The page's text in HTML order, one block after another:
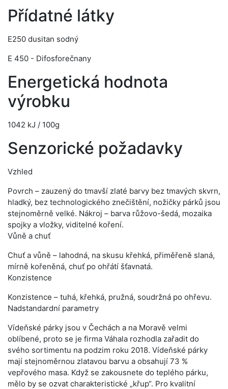
Přídatné látky
E250 dusitan sodný
E 450 - Difosforečnany
Energetická hodnota
výrobku
1042 kJ / 100g
Senzorické požadavky
Vzhled
Povrch – zauzený do tmavší zlaté barvy bez tmavých skvrn,
hladký, bez technologického znečištění, nožičky párků jsou
stejnoměrně velké. Nákroj – barva růžovo-šedá, mozaika
spojky a vložky, viditelné koření.
Vůně a chuť
Chuť a vůně – lahodná, na skusu křehká, přiměřeně slaná,
mírně kořeněná, chuť po ohřátí šťavnatá.
Konzistence
Konzistence – tuhá, křehká, pružná, soudržná po ohřevu.
Nadstandardní parametry
Vídeňské párky jsou v Čechách a na Moravě velmi
oblíbené, proto se je firma Váhala rozhodla zařadit do
svého sortimentu na podzim roku 2018. Vídeňské párky
mají stejnoměrnou zlatavou barvu a obsahují 73 %
vepřového masa. Když se zakousnete do teplého párku,
mělo by se ozvat charakteristické „křup“. Pro kvalitní